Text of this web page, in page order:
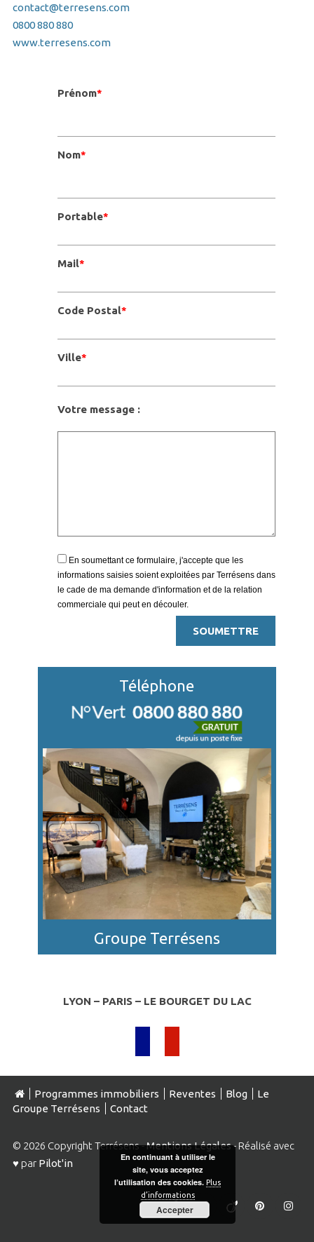
contact@terresens.com
0800 880 880
www.terresens.com
Prénom*
Nom*
Portable*
Mail*
Code Postal*
Ville*
Votre message :
En soumettant ce formulaire, j'accepte que les
informations saisies soient exploitées par Terrésens dans
le cade de ma demande d'information et de la relation
commerciale qui peut en découler.
Téléphone
Groupe Terrésens
LYON – PARIS – LE BOURGET DU LAC
Programmes immobiliers Reventes Blog
Le
Groupe Terrésens
Contact
© 2026 Copyright Terrésens -Mentions Légales- Réalisé avec
♥ par Pilot'in
En continuant à utiliser le
site, vous acceptez
l’utilisation des cookies. Plus
d’informations
Accepter